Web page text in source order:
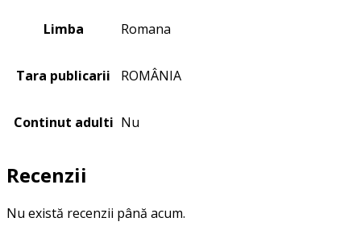
Limba Romana
Tara publicarii ROMÂNIA
Continut adulti Nu
Recenzii
Nu există recenzii până acum.